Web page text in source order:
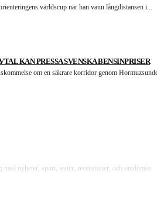
världscup när han vann långdistansen i...
KAN PRESSA SVENSKA BENSINPRISER
om en säkrare korridor genom
med nyheter, sport, tester, recensioner, och omdömen